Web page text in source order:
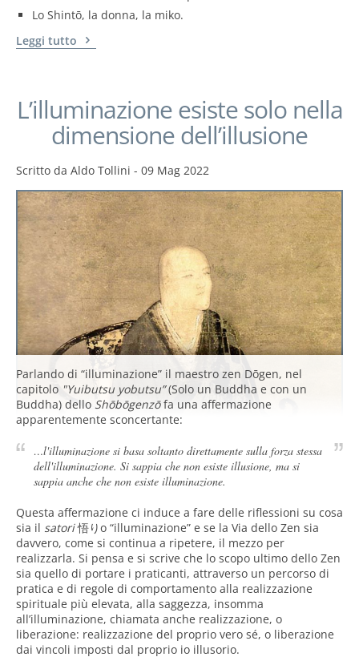
Lo Shintō, la donna, la miko.
Leggi tutto
L’illuminazione esiste solo nella
dimensione dell’illusione
Scritto da Aldo Tollini - 09 Mag 2022
Parlando di “illuminazione” il maestro zen Dōgen, nel
capitolo "Yuibutsu yobutsu”(Solo un Buddha e con un
Buddha) dello Shōbōgenzōfa una affermazione
apparentemente sconcertante:
…l'illuminazione si basa soltanto direttamente sulla forza stessa
dell'illuminazione. Si sappia che non esiste illusione, ma si
sappia anche che non esiste illuminazione.
Questa affermazione ci induce a fare delle riflessioni su cosa
sia il satori 悟りo “illuminazione” e se la Via dello Zen sia
davvero, come si continua a ripetere, il mezzo per
realizzarla. Si pensa e si scrive che lo scopo ultimo dello Zen
sia quello di portare i praticanti, attraverso un percorso di
pratica e di regole di comportamento alla realizzazione
spirituale più elevata, alla saggezza, insomma
all’illuminazione, chiamata anche realizzazione, o
liberazione: realizzazione del proprio vero sé, o liberazione
dai vincoli imposti dal proprio io illusorio.